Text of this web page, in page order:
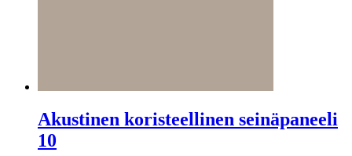
Akustinen koristeellinen seinäpaneeli
10